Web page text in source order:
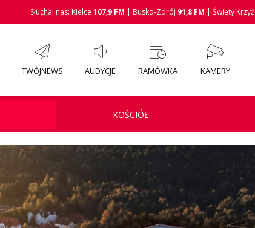
Słuchaj nas: Kielce 107,9 FM | Busko-Zdrój 91,8 FM | Święty Krzyż
TWÓJNEWS AUDYCJE RAMÓWKA KAMERY
KOŚCIÓŁ